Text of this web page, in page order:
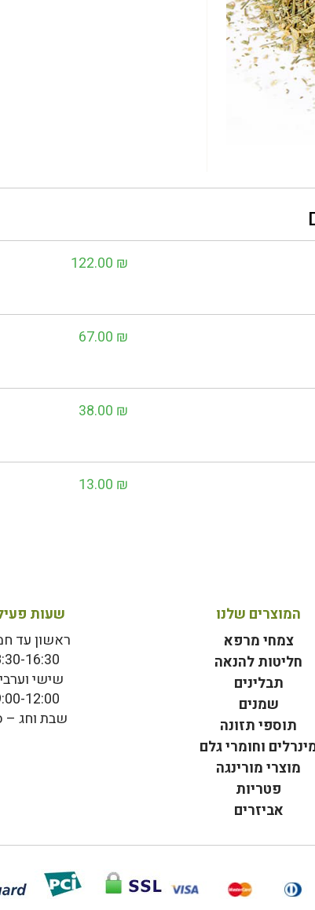
122.00 ₪
67.00 ₪
38.00 ₪
13.00 ₪
המוצרים שלנו
צמחי מרפא
חליטות להנאה
תבלינים
שמנים
תוספי תזונה
וחומרי גלם
מוצרי מורינגה
פטריות
אביזרים
שעות
ראשון עד
16:30
שישי
12:00
שבת וחג –